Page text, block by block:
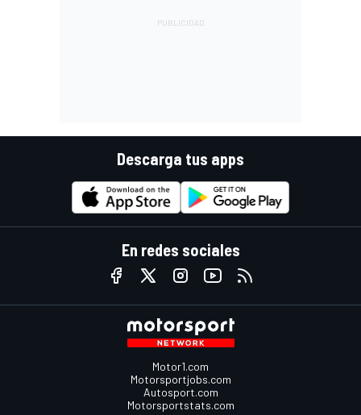
Descarga tus apps
En redes sociales
Motor1.com
Motorsportjobs.com
Autosport.com
Motorsportstats.com